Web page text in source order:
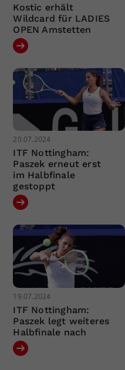
Kostic erhält
Wildcard für LADIES
OPEN Amstetten
20.07.2024
ITF Nottingham:
Paszek erneut erst
im Halbfinale
gestoppt
19.07.2024
ITF Nottingham:
Paszek legt weiteres
Halbfinale nach